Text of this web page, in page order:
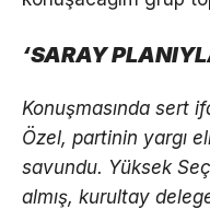
‘SARAY
Konuşmasında sert
Özel, partinin yargı
savundu. Yüksek
almış, kurultay